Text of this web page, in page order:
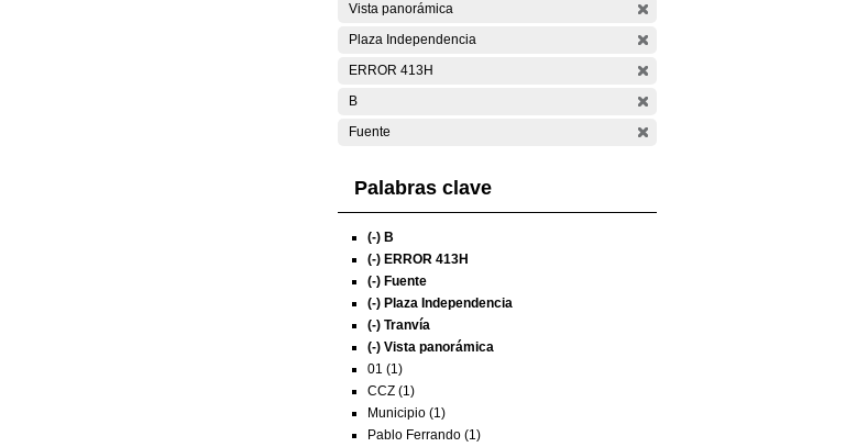
Vista panorámica
Plaza Independencia
ERROR 413H
B
Fuente
Palabras clave
(-) B
(-) ERROR 413H
(-) Fuente
(-) Plaza Independencia
(-) Tranvía
(-) Vista panorámica
01 (1)
CCZ (1)
Municipio (1)
Pablo Ferrando (1)